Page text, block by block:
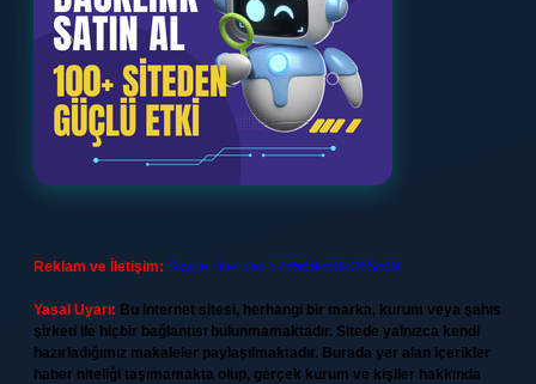
Reklam ve İletişim: Skype: live:.cid.575569c608265c69
Yasal Uyarı: Bu internet sitesi, herhangi bir marka, kurum veya şahıs
şirketi ile hiçbir bağlantısı bulunmamaktadır. Sitede yalnızca kendi
hazırladığımız makaleler paylaşılmaktadır. Burada yer alan içerikler
haber niteliği taşımamakta olup, gerçek kurum ve kişiler hakkında